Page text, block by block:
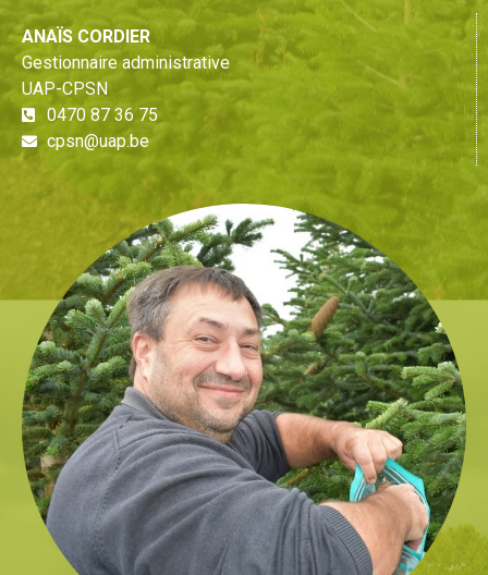
ANAÏS CORDIER
Gestionnaire administrative
UAP-CPSN
0470 87 36 75
cpsn@uap.be